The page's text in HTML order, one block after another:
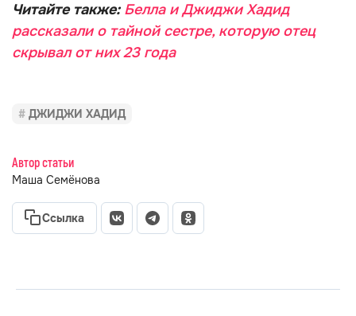
Читайте также: Белла и Джиджи Хадид
рассказали о тайной сестре, которую отец
скрывал от них 23 года
ДЖИДЖИ ХАДИД
Автор статьи
Маша Семёнова
Ссылка